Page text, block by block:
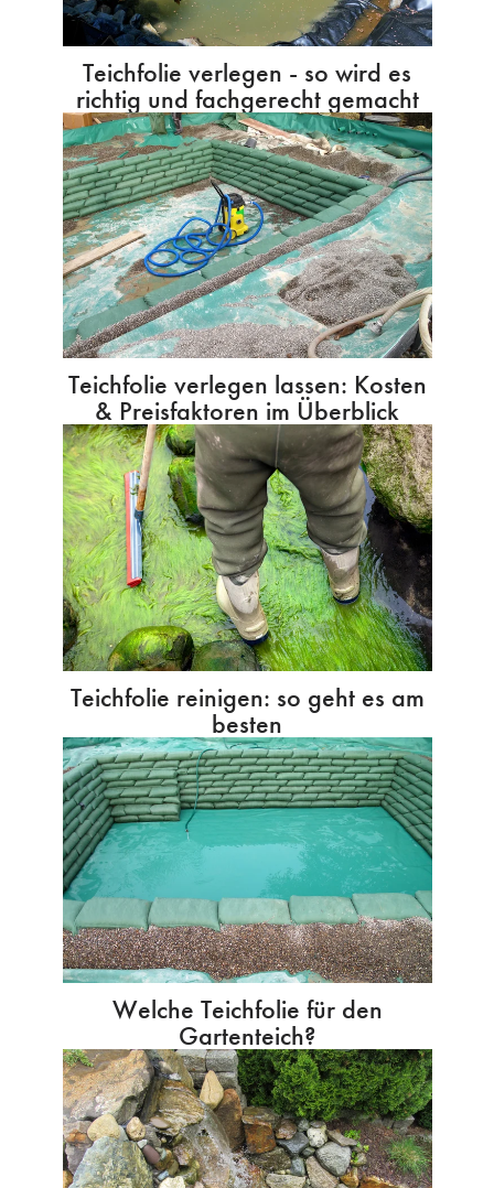
Teichfolie verlegen - so wird es
richtig und fachgerecht gemacht
Teichfolie verlegen lassen: Kosten
& Preisfaktoren im Überblick
Teichfolie reinigen: so geht es am
besten
Welche Teichfolie für den
Gartenteich?